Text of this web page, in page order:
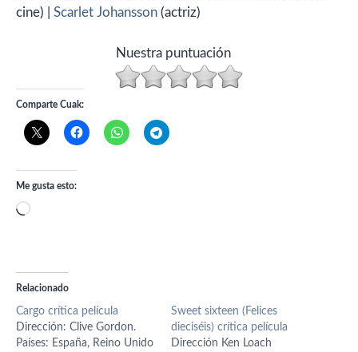
cine) | Scarlet Johansson (actriz)
Nuestra puntuación
Comparte Cuak:
Me gusta esto:
Cargando...
Relacionado
Cargo crítica película
Dirección: Clive Gordon.
Países: España, Reino Unido
Sweet sixteen (Felices
dieciséis) crítica película
Dirección Ken Loach